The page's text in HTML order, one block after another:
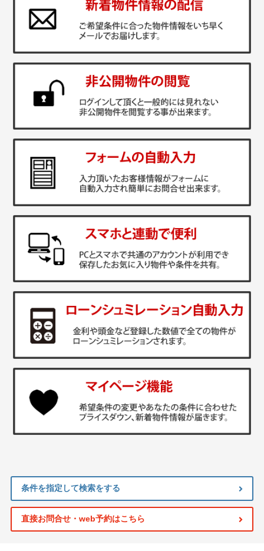
条件を指定して検索をする
直接お問合せ・web予約はこちら